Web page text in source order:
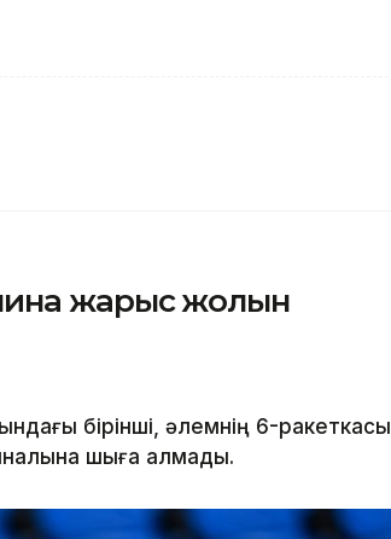
жарыс жолын
бірінші, әлемнің 6-ракеткасы
шыға алмады.